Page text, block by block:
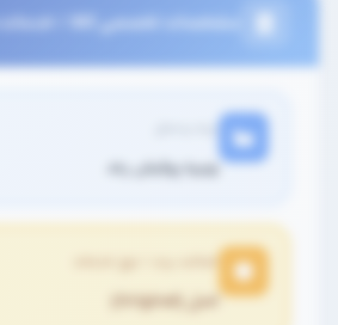
مشخصات تخصصی کالا /
ویبره پولیش رعد
اصل (Original)